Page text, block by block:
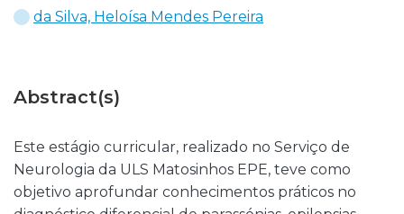
da Silva, Heloísa Mendes Pereira
Abstract(s)
Este estágio curricular, realizado no Serviço de
Neurologia da ULS Matosinhos EPE, teve como
objetivo aprofundar conhecimentos práticos no